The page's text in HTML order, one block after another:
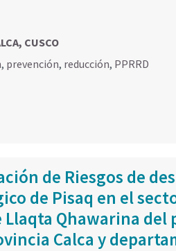
CUSCO
, prevención, reducción, PPRRD
de Riesgos de
de Pisaq en el
Llaqta Qhawarina
Calca y